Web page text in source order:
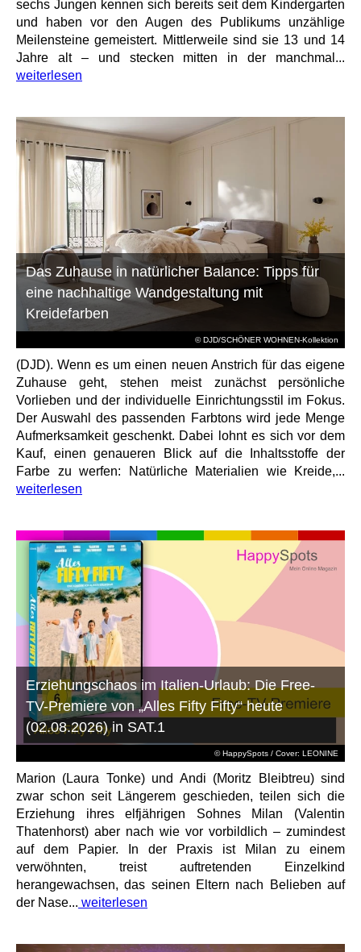
sechs Jungen kennen sich bereits seit dem Kindergarten
und haben vor den Augen des Publikums unzählige
Meilensteine gemeistert. Mittlerweile sind sie 13 und 14
Jahre alt – und stecken mitten in der manchmal...
weiterlesen
© DJD/SCHÖNER WOHNEN-Kollektion
Das Zuhause in natürlicher Balance: Tipps für
eine nachhaltige Wandgestaltung mit
Kreidefarben
(DJD). Wenn es um einen neuen Anstrich für das eigene
Zuhause geht, stehen meist zunächst persönliche
Vorlieben und der individuelle Einrichtungsstil im Fokus.
Der Auswahl des passenden Farbtons wird jede Menge
Aufmerksamkeit geschenkt. Dabei lohnt es sich vor dem
Kauf, einen genaueren Blick auf die Inhaltsstoffe der
Farbe zu werfen: Natürliche Materialien wie Kreide,...
weiterlesen
© HappySpots / Cover: LEONINE
Erziehungschaos im Italien-Urlaub: Die Free-
TV-Premiere von „Alles Fifty Fifty“ heute
(02.08.2026) in SAT.1
Marion (Laura Tonke) und Andi (Moritz Bleibtreu) sind
zwar schon seit Längerem geschieden, teilen sich die
Erziehung ihres elfjährigen Sohnes Milan (Valentin
Thatenhorst) aber nach wie vor vorbildlich – zumindest
auf dem Papier. In der Praxis ist Milan zu einem
verwöhnten, treist auftretenden Einzelkind
herangewachsen, das seinen Eltern nach Belieben auf
der Nase... weiterlesen